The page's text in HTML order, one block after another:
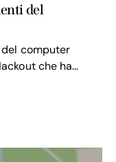
del
computer
che ha…